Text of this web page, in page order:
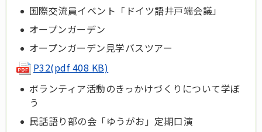
国際交流員イベント「ドイツ語井戸端会議」
オープンガーデン
オープンガーデン見学バスツアー
P32(pdf 408 KB)
ボランティア活動のきっかけづくりについて学ぼ
う
民話語り部の会「ゆうがお」定期口演